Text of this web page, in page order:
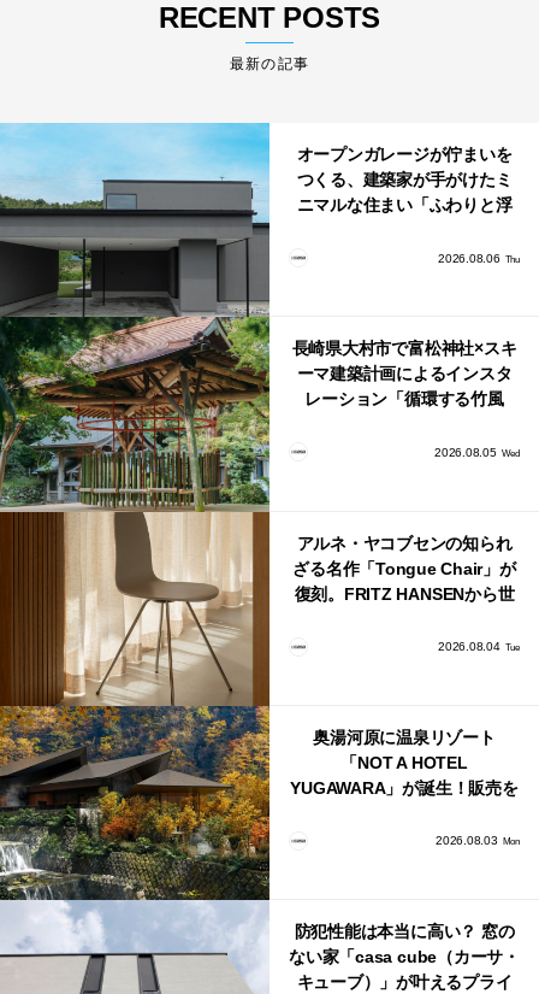
RECENT POSTS
最新の記事
オープンガレージが佇まいを
つくる、建築家が手がけたミ
ニマルな住まい「ふわりと浮
2026.08.06 Thu
長崎県大村市で富松神社×スキ
ーマ建築計画によるインスタ
レーション「循環する竹風
2026.08.05 Wed
アルネ・ヤコブセンの知られ
ざる名作「Tongue Chair」が
復刻。FRITZ HANSENから世
2026.08.04 Tue
奥湯河原に温泉リゾート
「NOT A HOTEL
YUGAWARA」が誕生！販売を
2026.08.03 Mon
防犯性能は本当に高い？ 窓の
ない家「casa cube（カーサ・
キューブ）」が叶えるプライ